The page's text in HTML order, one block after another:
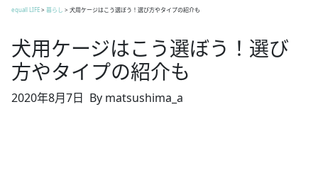
equall LIFE> 暮らし > 犬用ケージはこう選ぼう！選び方やタイプの紹介も
犬用ケージはこう選ぼう！選び
方やタイプの紹介も
2020年8月7日 By matsushima_a